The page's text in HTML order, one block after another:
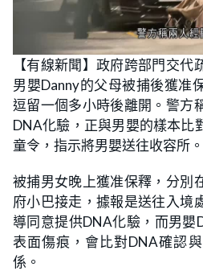
【有線新聞】政府跨部門交
男嬰Danny的父母被捕後獲准
逗留一個多小時後離開。警方
DNA化驗，正與男嬰的樣本比
童令，指示將男嬰送往收容所。
被捕男女晚上獲准保釋，分別
府小巴接走，據報是送往入境
導同意提供DNA化驗，而男嬰
表面傷痕，會比對DNA確認
係。